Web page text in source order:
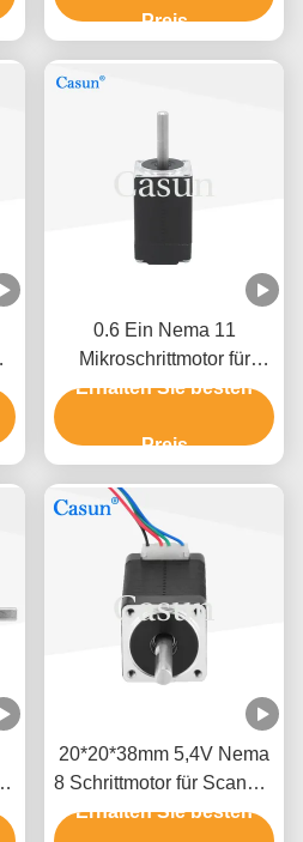
Preis
0.6 Ein Nema 11
Mikroschrittmotor für
Roboter mit ROHS-
Erhalten Sie besten
Preis
20*20*38mm 5,4V Nema
8 Schrittmotor für Scanner
mit CE ROHS
Erhalten Sie besten